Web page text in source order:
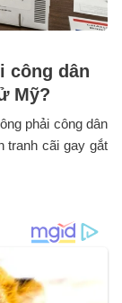
công dân
Mỹ?
phải công dân
tranh cãi gay gắt